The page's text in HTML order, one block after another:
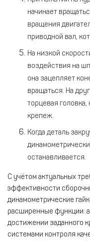
начинает
вращения
приводной вал,
На низкой
воздействия на
она зацепляет
вращаться. На
торцевая головка,
крепеж.
Когда деталь
останавливается.
С учётом актуальных
эффективности
динамометрические
расширенные функции:
достижении заданного
системами контроля